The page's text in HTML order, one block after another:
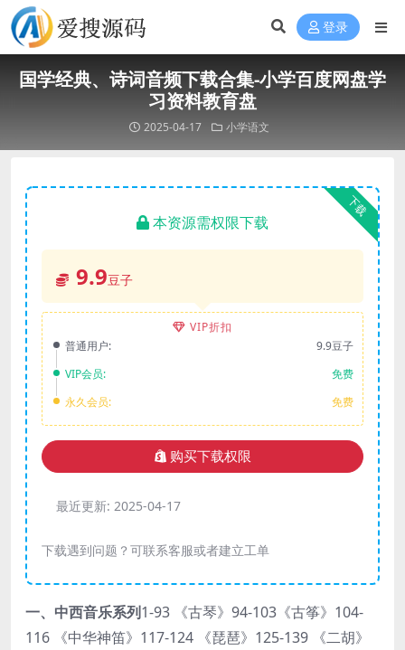
登录
国学经典、诗词音频下载合集-小学百度网盘学
习资料教育盘
2025-04-17 小学语文
下载
本资源需权限下载
9.9豆子
VIP折扣
普通用户:
9.9豆子
VIP会员:
免费
永久会员:
免费
购买下载权限
最近更新: 2025-04-17
下载遇到问题？可联系客服或者建立工单
一、中西音乐系列1-93 《古琴》94-103《古筝》104-
116 《中华神笛》117-124 《琵琶》125-139 《二胡》